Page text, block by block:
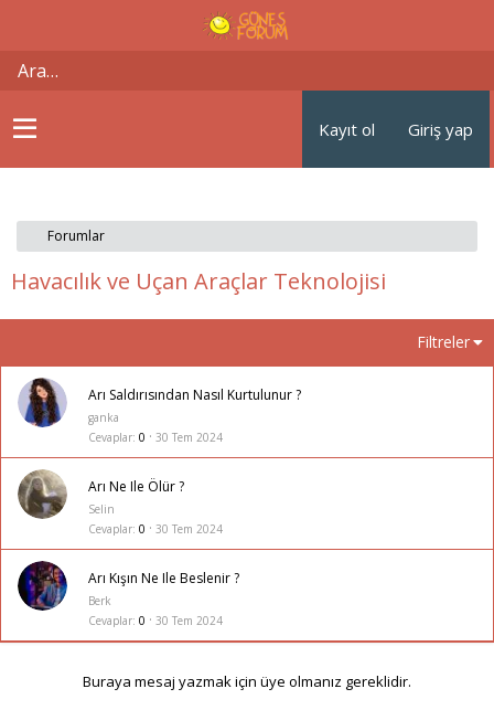
Kayıt ol Giriş yap
Forumlar
Havacılık ve Uçan Araçlar Teknolojisi
Filtreler
Arı Saldırısından Nasıl Kurtulunur ?
ganka
Cevaplar 0 30 Tem 2024
Arı Ne Ile Ölür ?
Selin
Cevaplar 0 30 Tem 2024
Arı Kışın Ne Ile Beslenir ?
Berk
Cevaplar 0 30 Tem 2024
Buraya mesaj yazmak için üye olmanız gereklidir.